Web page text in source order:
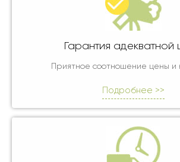
Гарантия адекватной
Приятное соотношение цены и
Подробнее >>